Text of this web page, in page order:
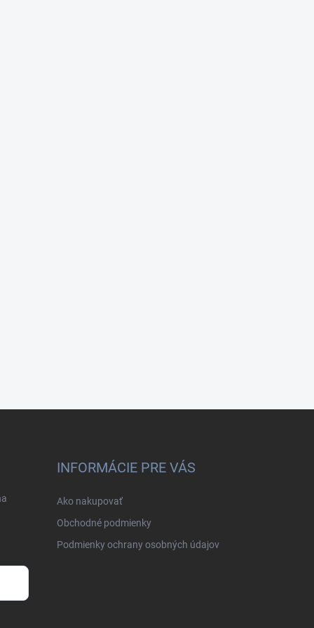
INFORMÁCIE PRE VÁS
Ako nakupovať
Obchodné podmienky
Podmienky ochrany osobných údajov